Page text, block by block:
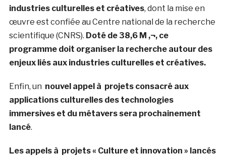
industries culturelles et créatives, dont la mise en
œuvre est confiée au Centre national de la recherche
scientifique (CNRS). Doté de 38,6 M ‚¬, ce
programme doit organiser la recherche autour des
enjeux liés aux industries culturelles et créatives.
Enfin, un nouvel appel à projets consacré aux
applications culturelles des technologies
immersives et du métavers sera prochainement
lancé.
Les appels à projets « Culture et innovation » lancés